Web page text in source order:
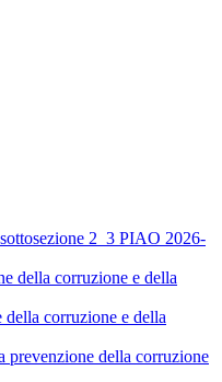
2_3 PIAO 2026-
della corruzione e della
della corruzione e della
prevenzione della corruzione